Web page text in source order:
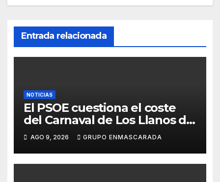
Entrada relacionada
NOTICIAS
El PSOE cuestiona el coste
del Carnaval de Los Llanos de
Aridane y reclama mayor
control del gasto municipal
AGO 9, 2026 GRUPO ENMASCARADA